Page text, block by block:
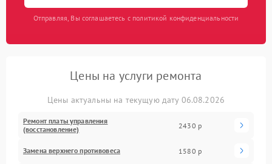
Отправляя, Вы соглашаетесь с политикой конфиденциальности
Цены на услуги ремонта
Цены актуальны на текущую дату 06.08.2026
Ремонт платы управления
(восстановление)
2430 р
Замена верхнего противовеса 1580 р